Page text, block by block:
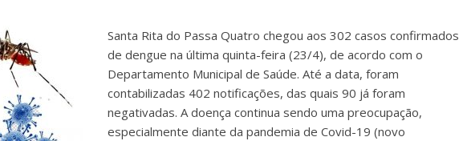
Santa Rita do Passa Quatro chegou aos 302 casos confirmados
de dengue na última quinta-feira (23/4), de acordo com o
Departamento Municipal de Saúde. Até a data, foram
contabilizadas 402 notificações, das quais 90 já foram
negativadas. A doença continua sendo uma preocupação,
especialmente diante da pandemia de Covid-19 (novo